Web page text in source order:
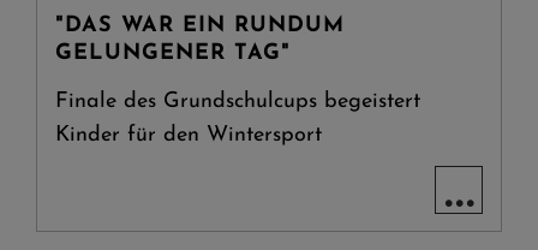
"DAS WAR EIN RUNDUM
GELUNGENER TAG"
Finale des Grundschulcups begeistert
Kinder für den Wintersport
...